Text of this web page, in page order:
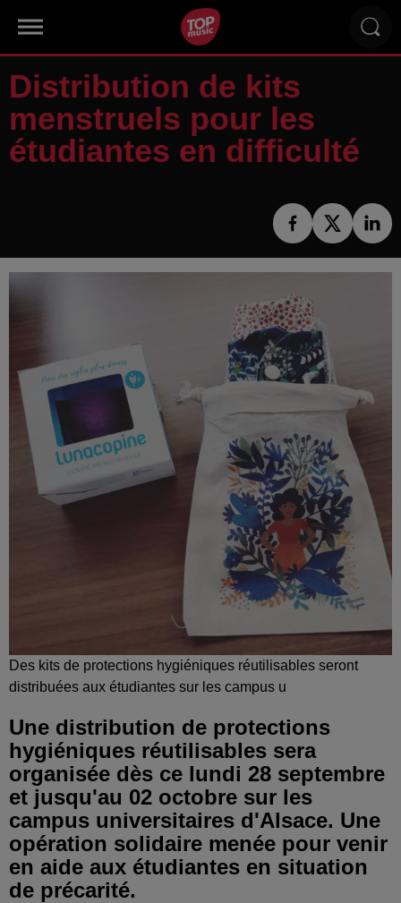
Distribution de kits
menstruels pour les
étudiantes en difficulté
Des kits de protections hygiéniques réutilisables seront
distribuées aux étudiantes sur les campus u
Une distribution de protections
hygiéniques réutilisables sera
organisée dès ce lundi 28 septembre
et jusqu'au 02 octobre sur les
campus universitaires d'Alsace. Une
opération solidaire menée pour venir
en aide aux étudiantes en situation
de précarité.